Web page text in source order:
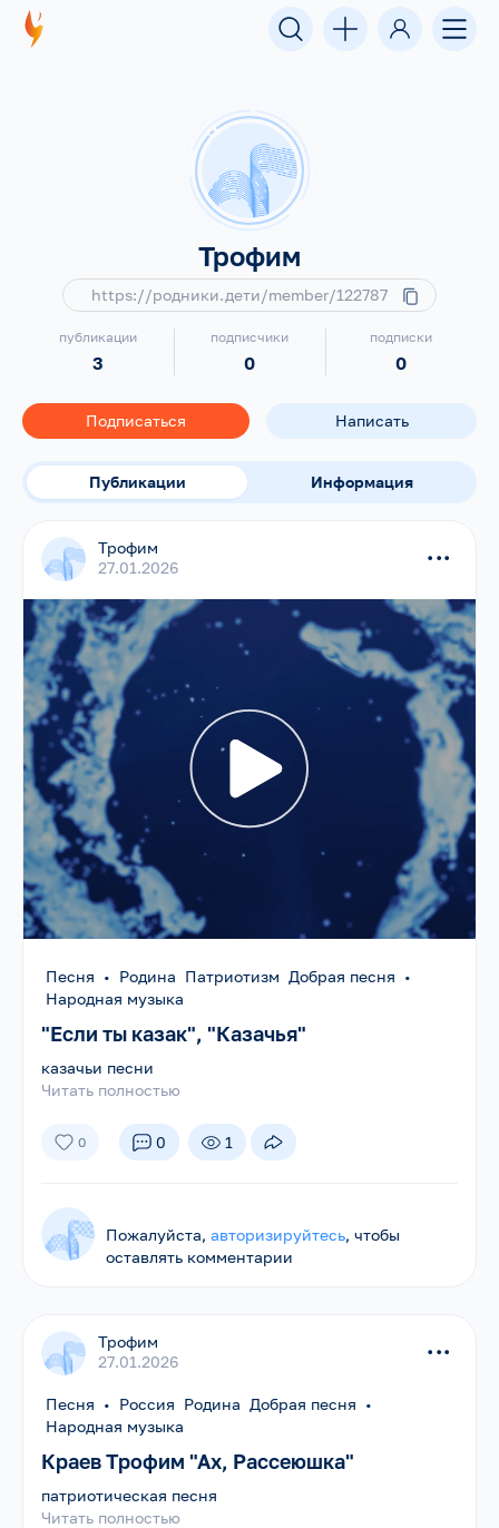
Трофим
https://родники.дети/member/122787
публикации
3
подписчики
0
подписки
0
Подписаться Написать
Публикации Информация
Трофим
27.01.2026
...
Песня • Родина Патриотизм Добрая песня •
Народная музыка
"Если ты казак", "Казачья"
казачьи песни
Читать полностью
0 0 1
Пожалуйста,авторизируйтесь, чтобы
оставлять комментарии
Трофим
27.01.2026
...
Песня • Россия Родина Добрая песня •
Народная музыка
Краев Трофим "Ах, Рассеюшка"
патриотическая песня
Читать полностью